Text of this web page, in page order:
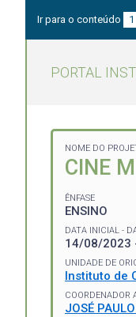
Ir para o conteúdo 1
PORTAL
NOME DO
CINE
ÊNFASE
ENSINO
DATA INICIAL -
14/08/2023
UNIDADE DE
Instituto de
COORDENADOR
JOSÉ